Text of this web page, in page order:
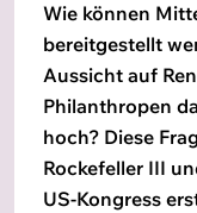
Wie können
bereitgestellt
Aussicht auf
Philanthropen
hoch? Diese
Rockefeller III
US-Kongress